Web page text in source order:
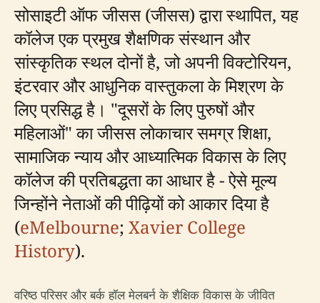
सोसाइटी ऑफ जीसस (जीसस) द्वारा स्थापित, यह
कॉलेज एक प्रमुख शैक्षणिक संस्थान और
सांस्कृतिक स्थल दोनों है, जो अपनी विक्टोरियन,
इंटरवार और आधुनिक वास्तुकला के मिश्रण के
लिए प्रसिद्ध है। "दूसरों के लिए पुरुषों और
महिलाओं" का जीसस लोकाचार समग्र शिक्षा,
सामाजिक न्याय और आध्यात्मिक विकास के लिए
कॉलेज की प्रतिबद्धता का आधार है - ऐसे मूल्य
जिन्होंने नेताओं की पीढ़ियों को आकार दिया है
(eMelbourne; Xavier College
History).
वरिष्ठ परिसर और बर्क हॉल मेलबर्न के शैक्षिक विकास के जीवित